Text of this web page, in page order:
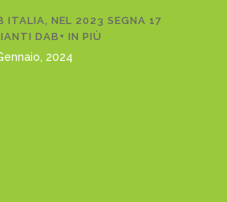
ITALIA, NEL 2023 SEGNA 17
DAB+ IN PIÙ
2024